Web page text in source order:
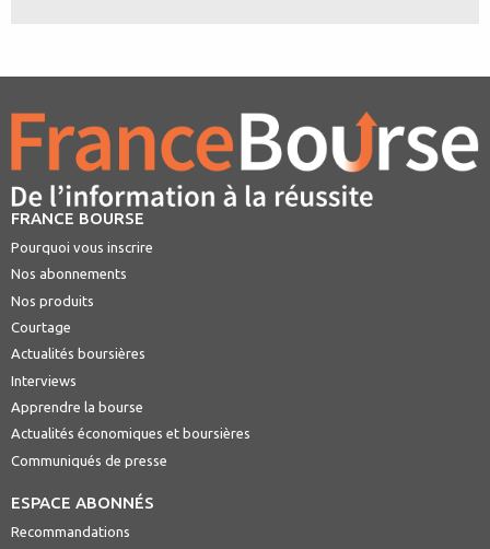
FRANCE BOURSE
Pourquoi vous inscrire
Nos abonnements
Nos produits
Courtage
Actualités boursières
Interviews
Apprendre la bourse
Actualités économiques et boursières
Communiqués de presse
ESPACE ABONNÉS
Recommandations